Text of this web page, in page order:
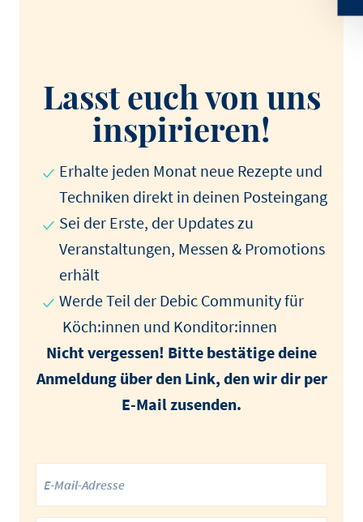
Lasst euch von uns
inspirieren!
Erhalte jeden Monat neue Rezepte und
Techniken direkt in deinen Posteingang
Sei der Erste, der Updates zu
Veranstaltungen, Messen & Promotions
erhält
Werde Teil der Debic Community für
Köch:innen und Konditor:innen
Nicht vergessen! Bitte bestätige deine
Anmeldung über den Link, den wir dir per
E-Mail zusenden.